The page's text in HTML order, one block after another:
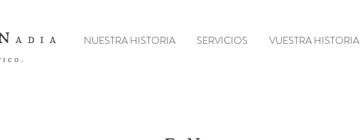
NUESTRA HISTORIA SERVICIOS VUESTRA HISTORIA
ADIA